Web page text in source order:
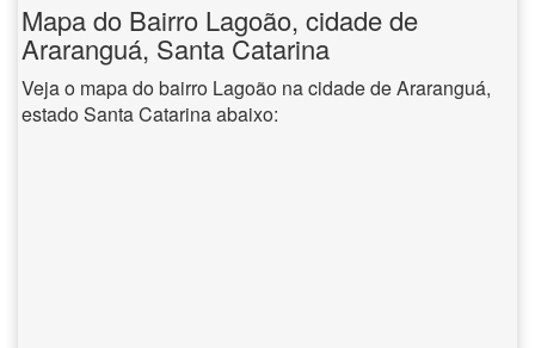
Mapa do Bairro Lagoão, cidade de
Araranguá, Santa Catarina
Veja o mapa do bairro Lagoão na cidade de Araranguá,
estado Santa Catarina abaixo: